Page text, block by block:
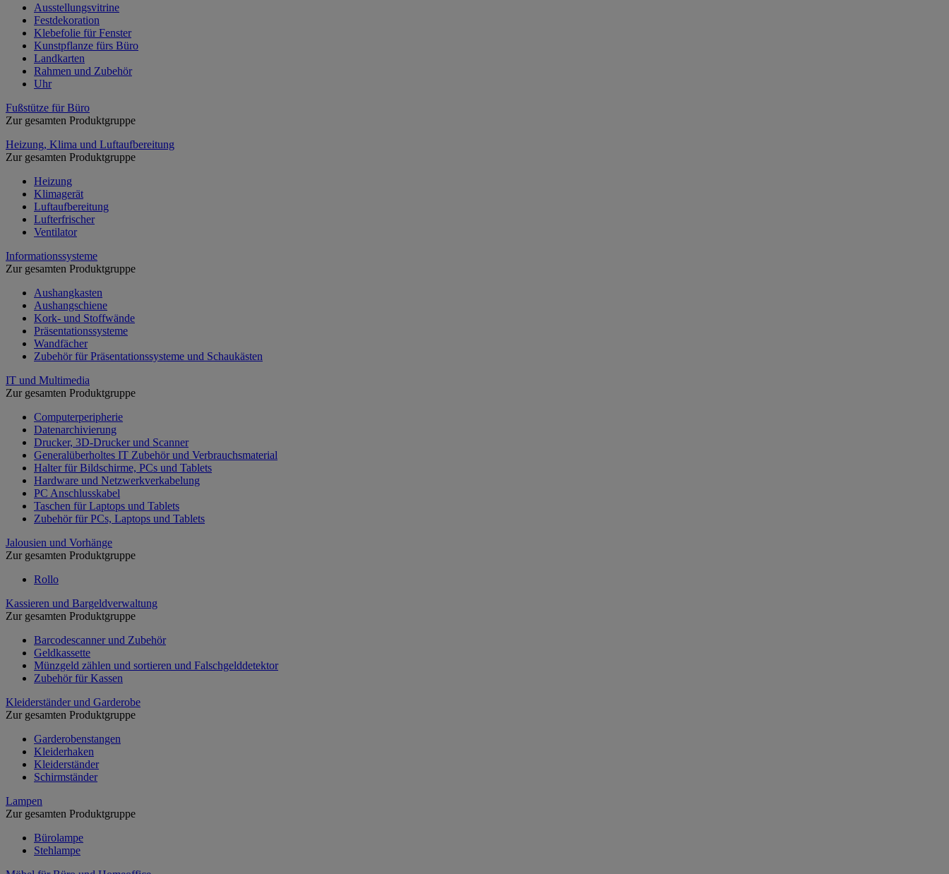
Ausstellungsvitrine
Festdekoration
Klebefolie für Fenster
Kunstpflanze fürs Büro
Landkarten
Rahmen und Zubehör
Uhr
Fußstütze für Büro
Zur gesamten Produktgruppe
Heizung, Klima und Luftaufbereitung
Zur gesamten Produktgruppe
Heizung
Klimagerät
Luftaufbereitung
Lufterfrischer
Ventilator
Informationssysteme
Zur gesamten Produktgruppe
Aushangkasten
Aushangschiene
Kork- und Stoffwände
Präsentationssysteme
Wandfächer
Zubehör für Präsentationssysteme und Schaukästen
IT und Multimedia
Zur gesamten Produktgruppe
Computerperipherie
Datenarchivierung
Drucker, 3D-Drucker und Scanner
Generalüberholtes IT Zubehör und Verbrauchsmaterial
Halter für Bildschirme, PCs und Tablets
Hardware und Netzwerkverkabelung
PC Anschlusskabel
Taschen für Laptops und Tablets
Zubehör für PCs, Laptops und Tablets
Jalousien und Vorhänge
Zur gesamten Produktgruppe
Rollo
Kassieren und Bargeldverwaltung
Zur gesamten Produktgruppe
Barcodescanner und Zubehör
Geldkassette
Münzgeld zählen und sortieren und Falschgelddetektor
Zubehör für Kassen
Kleiderständer und Garderobe
Zur gesamten Produktgruppe
Garderobenstangen
Kleiderhaken
Kleiderständer
Schirmständer
Lampen
Zur gesamten Produktgruppe
Bürolampe
Stehlampe